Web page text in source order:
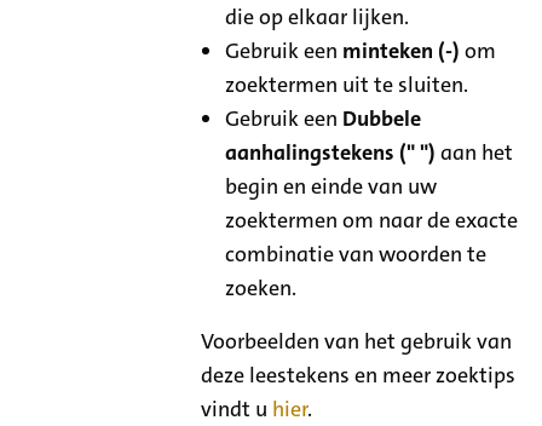
die op elkaar lijken.
Gebruik een minteken (-) om
zoektermen uit te sluiten.
Gebruik een Dubbele
aanhalingstekens (" ") aan het
begin en einde van uw
zoektermen om naar de exacte
combinatie van woorden te
zoeken.
Voorbeelden van het gebruik van
deze leestekens en meer zoektips
vindt u hier.